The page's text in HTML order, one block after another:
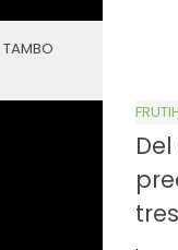
tres